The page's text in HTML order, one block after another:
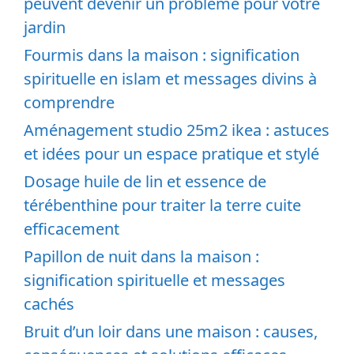
jardin
Fourmis dans la maison : signification
spirituelle en islam et messages divins à
comprendre
Aménagement studio 25m2 ikea : astuces
et idées pour un espace pratique et stylé
Dosage huile de lin et essence de
térébenthine pour traiter la terre cuite
efficacement
Papillon de nuit dans la maison :
signification spirituelle et messages
cachés
Bruit d’un loir dans une maison : causes,